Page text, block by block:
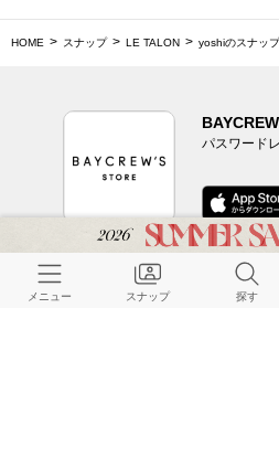
HOME スナップ LE TALON yoshiのスナップ
パスワード
CUSTOMER
メニュー スナップ 探す